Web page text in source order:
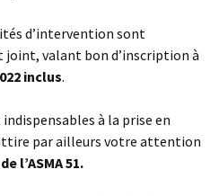
d’intervention sont
joint, valant bon d’inscription à
inclus.
à la prise en
par ailleurs votre attention
l’ASMA 51.